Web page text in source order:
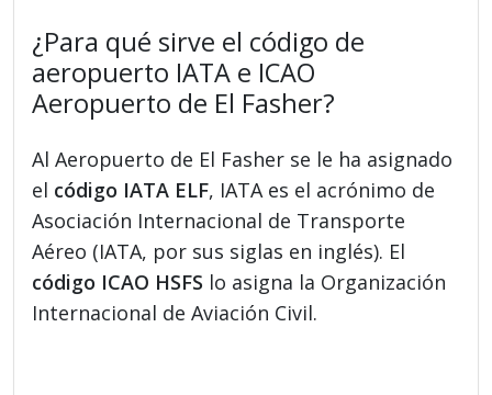
¿Para qué sirve el código de
aeropuerto IATA e ICAO
Aeropuerto de El Fasher?
Al Aeropuerto de El Fasher se le ha asignado
el código IATA ELF, IATA es el acrónimo de
Asociación Internacional de Transporte
Aéreo (IATA, por sus siglas en inglés). El
código ICAO HSFS lo asigna la Organización
Internacional de Aviación Civil.